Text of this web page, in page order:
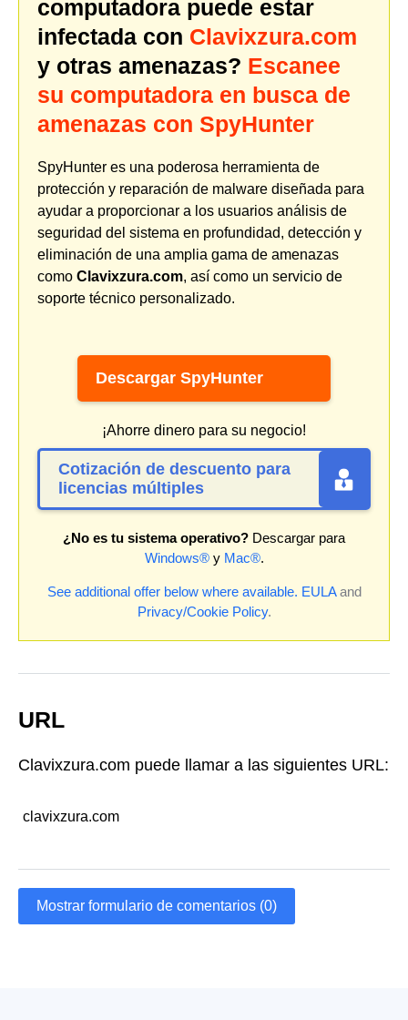
computadora puede estar
infectada con Clavixzura.com
y otras amenazas? Escanee
su computadora en busca de
amenazas con SpyHunter
SpyHunter es una poderosa herramienta de
protección y reparación de malware diseñada para
ayudar a proporcionar a los usuarios análisis de
seguridad del sistema en profundidad, detección y
eliminación de una amplia gama de amenazas
como Clavixzura.com, así como un servicio de
soporte técnico personalizado.
Descargar SpyHunter
¡Ahorre dinero para su negocio!
Cotización de descuento para
licencias múltiples
¿No es tu sistema operativo? Descargar para
Windows®y Mac®.
See additional offer below where available. EULAand
Privacy/Cookie Policy.
URL
Clavixzura.com puede llamar a las siguientes URL:
clavixzura.com
Mostrar formulario de comentarios (0)